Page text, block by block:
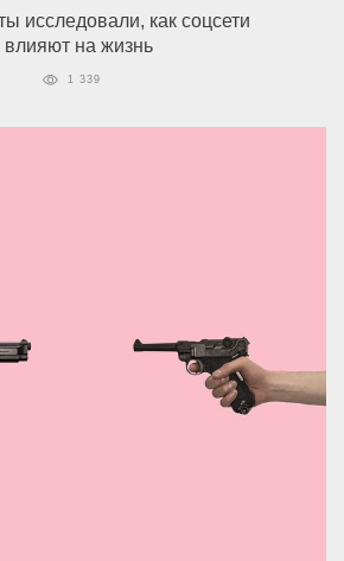
исследовали, как соцсети
влияют на жизнь
1 339